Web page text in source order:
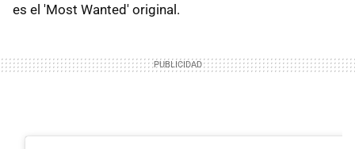
es el 'Most Wanted' original.